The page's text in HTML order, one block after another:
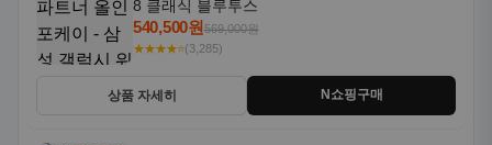
8 클래식 블루투스
540,500원569,000원
★★★★⭐(3,285)
상품 자세히 N쇼핑구매